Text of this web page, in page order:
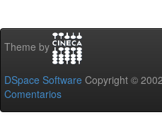
Theme by
DSpace Software Copyright ©
Comentarios